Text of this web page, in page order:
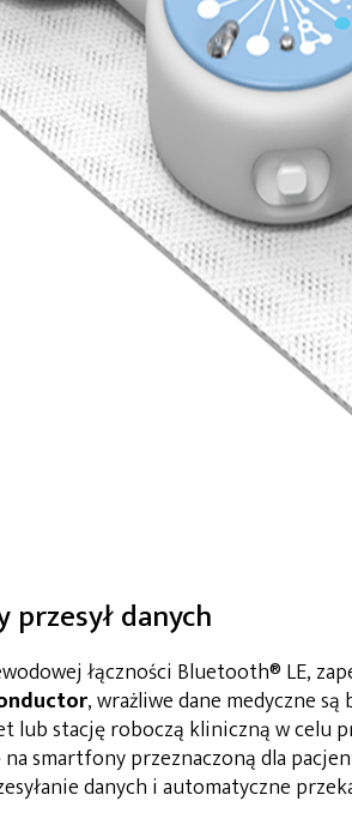
przesył danych
łączności Bluetooth® LE,
, wrażliwe dane medyczne
lub stację roboczą kliniczną w celu
smartfony przeznaczoną dla
danych i automatyczne